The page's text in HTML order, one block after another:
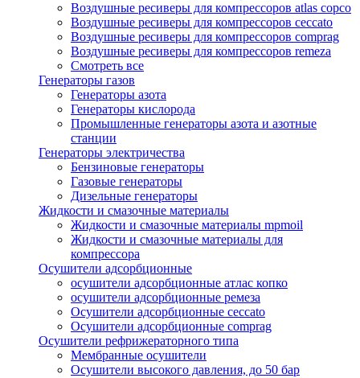
Воздушные ресиверы для компрессоров atlas copco
Воздушные ресиверы для компрессоров ceccato
Воздушные ресиверы для компрессоров comprag
Воздушные ресиверы для компрессоров remeza
Смотреть все
Генераторы газов
Генераторы азота
Генераторы кислорода
Промышленные генераторы азота и азотные
станции
Генераторы электричества
Бензиновые генераторы
Газовые генераторы
Дизельные генераторы
Жидкости и смазочные материалы
Жидкости и смазочные материалы mpmoil
Жидкости и смазочные материалы для
компрессора
Осушители адсорбционные
осушители адсорбционные атлас копко
осушители адсорбционные ремеза
Осушители адсорбционные ceccato
Осушители адсорбционные comprag
Осушители рефрижераторного типа
Мембранные осушители
Осушители высокого давления, до 50 бар